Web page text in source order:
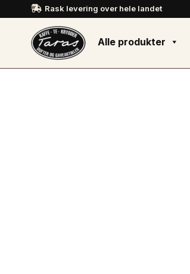
 Rask levering over hele landet
Alle produkter